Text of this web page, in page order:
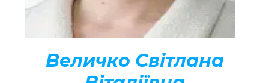
Величко Світлана